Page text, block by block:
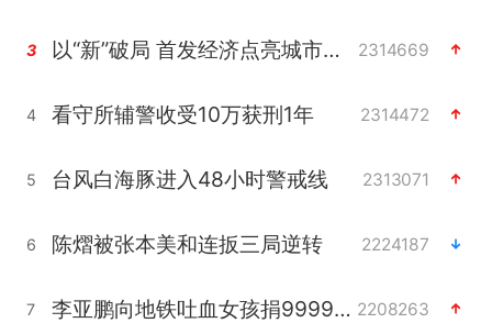
3 以“新”破局 首发经济点亮城市消费活力 2314669
4 看守所辅警收受10万获刑1年 2314472
5 台风白海豚进入48小时警戒线 2313071
6 陈熠被张本美和连扳三局逆转 2224187
7 李亚鹏向地铁吐血女孩捐99999元 2208263